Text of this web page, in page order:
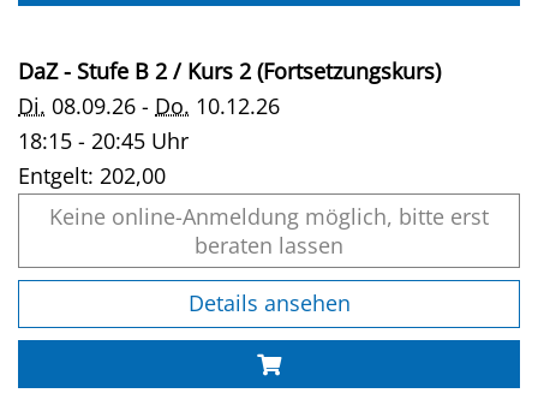
DaZ - Stufe B 2 / Kurs 2 (Fortsetzungskurs)
Di. 08.09.26 - Do. 10.12.26
18:15 - 20:45 Uhr
Entgelt: 202,00
Keine online-Anmeldung möglich, bitte erst
beraten lassen
Details ansehen